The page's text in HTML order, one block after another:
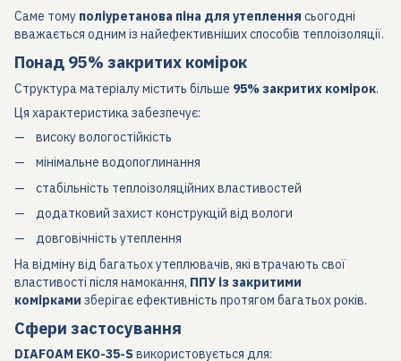
Саме тому поліуретанова піна для утеплення сьогодні
вважається одним із найефективніших способів теплоізоляції.
Понад 95% закритих комірок
Структура матеріалу містить більше 95% закритих комірок.
Ця характеристика забезпечує:
високу вологостійкість
мінімальне водопоглинання
стабільність теплоізоляційних властивостей
додатковий захист конструкцій від вологи
довговічність утеплення
На відміну від багатьох утеплювачів, які втрачають свої
властивості після намокання, ППУ із закритими
комірками зберігає ефективність протягом багатьох років.
Сфери застосування
DIAFOAM EKO-35-Sвикористовується для: